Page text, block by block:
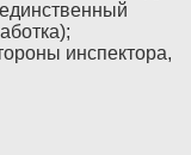
инспектора,